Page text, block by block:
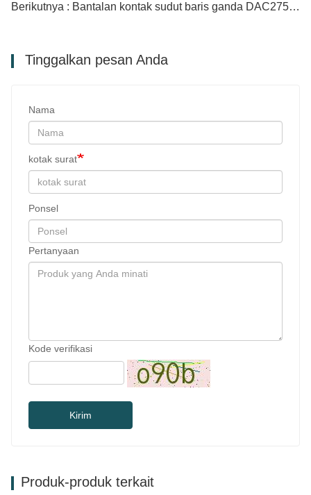
Berikutnya : Bantalan kontak sudut baris ganda DAC27550032
Tinggalkan pesan Anda
Nama
kotak surat
Ponsel
Pertanyaan
Kode verifikasi
Kirim
Produk-produk terkait